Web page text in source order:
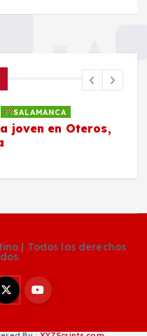
SALAMANCA
joven en Oteros,
| Todos los derechos